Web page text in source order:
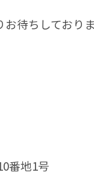
待ちしておりま
番地1号